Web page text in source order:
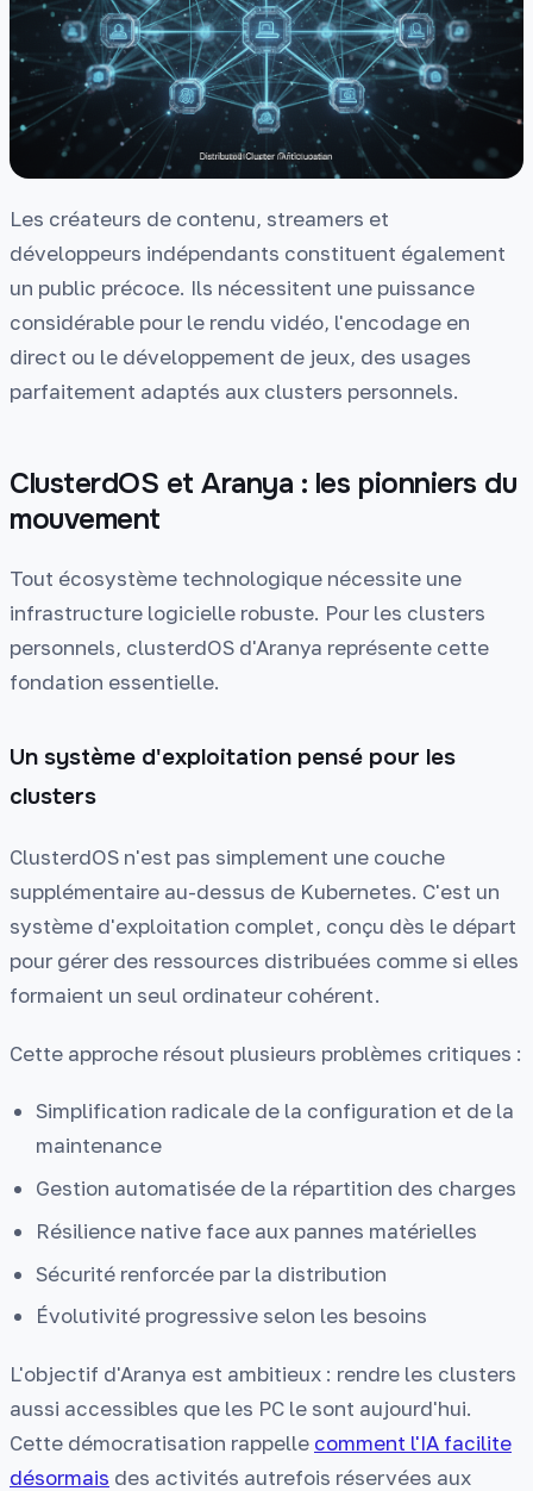
Les créateurs de contenu, streamers et
développeurs indépendants constituent également
un public précoce. Ils nécessitent une puissance
considérable pour le rendu vidéo, l'encodage en
direct ou le développement de jeux, des usages
parfaitement adaptés aux clusters personnels.
ClusterdOS et Aranya : les pionniers du
mouvement
Tout écosystème technologique nécessite une
infrastructure logicielle robuste. Pour les clusters
personnels, clusterdOS d'Aranya représente cette
fondation essentielle.
Un système d'exploitation pensé pour les
clusters
ClusterdOS n'est pas simplement une couche
supplémentaire au-dessus de Kubernetes. C'est un
système d'exploitation complet, conçu dès le départ
pour gérer des ressources distribuées comme si elles
formaient un seul ordinateur cohérent.
Cette approche résout plusieurs problèmes critiques :
Simplification radicale de la configuration et de la
maintenance
Gestion automatisée de la répartition des charges
Résilience native face aux pannes matérielles
Sécurité renforcée par la distribution
Évolutivité progressive selon les besoins
L'objectif d'Aranya est ambitieux : rendre les clusters
aussi accessibles que les PC le sont aujourd'hui.
Cette démocratisation rappelle comment l'IA facilite
désormais des activités autrefois réservées aux